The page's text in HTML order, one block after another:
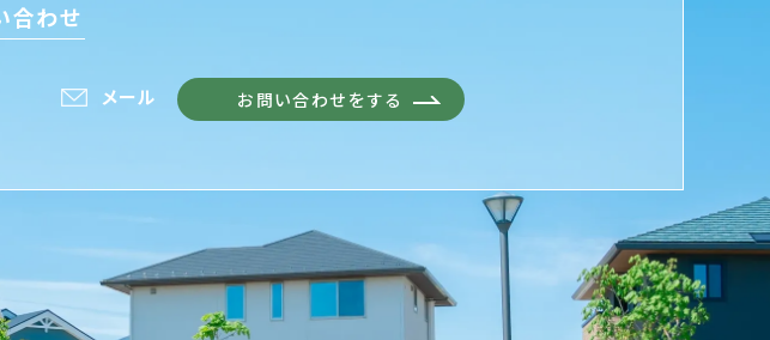
合わせ
メール お問い合わせをする